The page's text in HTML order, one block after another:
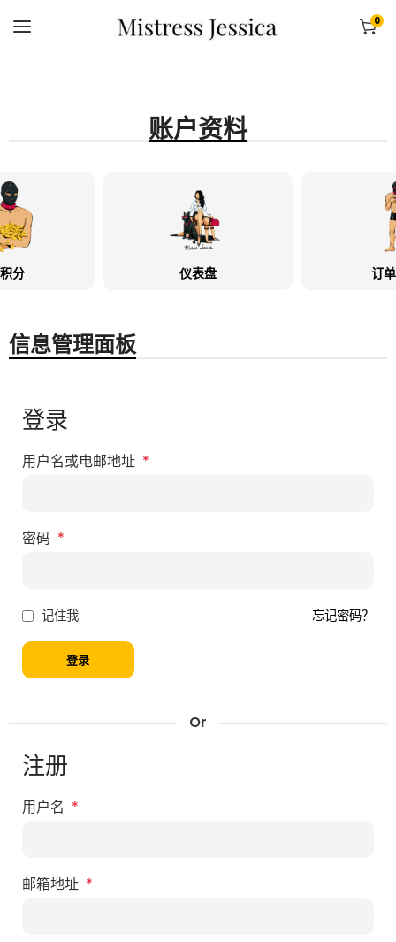
0
账户资料
分 仪表盘 订
信息管理面板
登录
用户名或电邮地址 *
密码 *
记住我 忘记密码？
登录
Or
注册
用户名 *
邮箱地址 *